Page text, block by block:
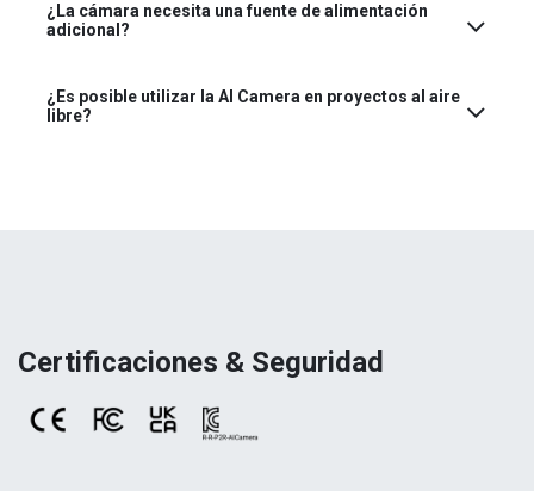
¿La cámara necesita una fuente de alimentación
adicional?
¿Es posible utilizar la AI Camera en proyectos al aire
libre?
Certificaciones & Seguridad